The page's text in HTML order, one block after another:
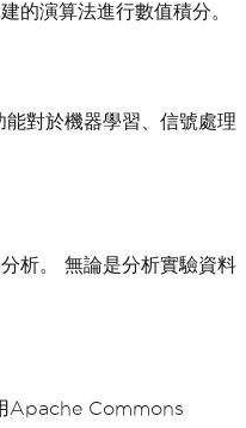
的演算法進行數值積分。
對於機器學習、信號處理
析。 無論是分析實驗資料
Apache Commons